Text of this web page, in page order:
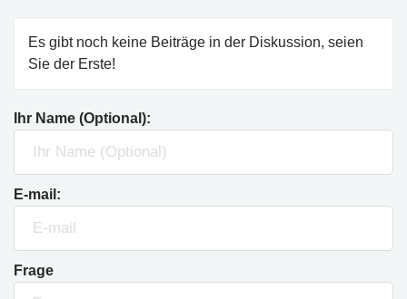
Es gibt noch keine Beiträge in der Diskussion, seien
Sie der Erste!
Ihr Name (Optional):
E-mail:
Frage